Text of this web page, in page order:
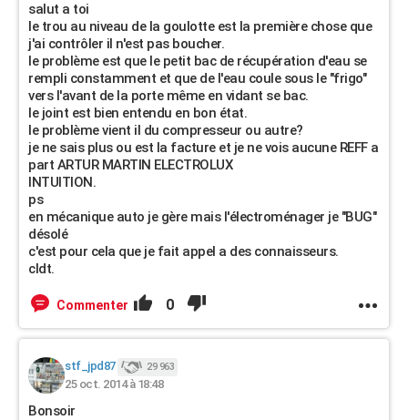
salut a toi
le trou au niveau de la goulotte est la première chose que
j'ai contrôler il n'est pas boucher.
le problème est que le petit bac de récupération d'eau se
rempli constamment et que de l'eau coule sous le "frigo"
vers l'avant de la porte même en vidant se bac.
le joint est bien entendu en bon état.
le problème vient il du compresseur ou autre?
je ne sais plus ou est la facture et je ne vois aucune REFF a
part ARTUR MARTIN ELECTROLUX
INTUITION.
ps
en mécanique auto je gère mais l'électroménager je "BUG"
désolé
c'est pour cela que je fait appel a des connaisseurs.
cldt.
Commenter 0
stf_jpd87 29 963
25 oct. 2014 à 18:48
Bonsoir